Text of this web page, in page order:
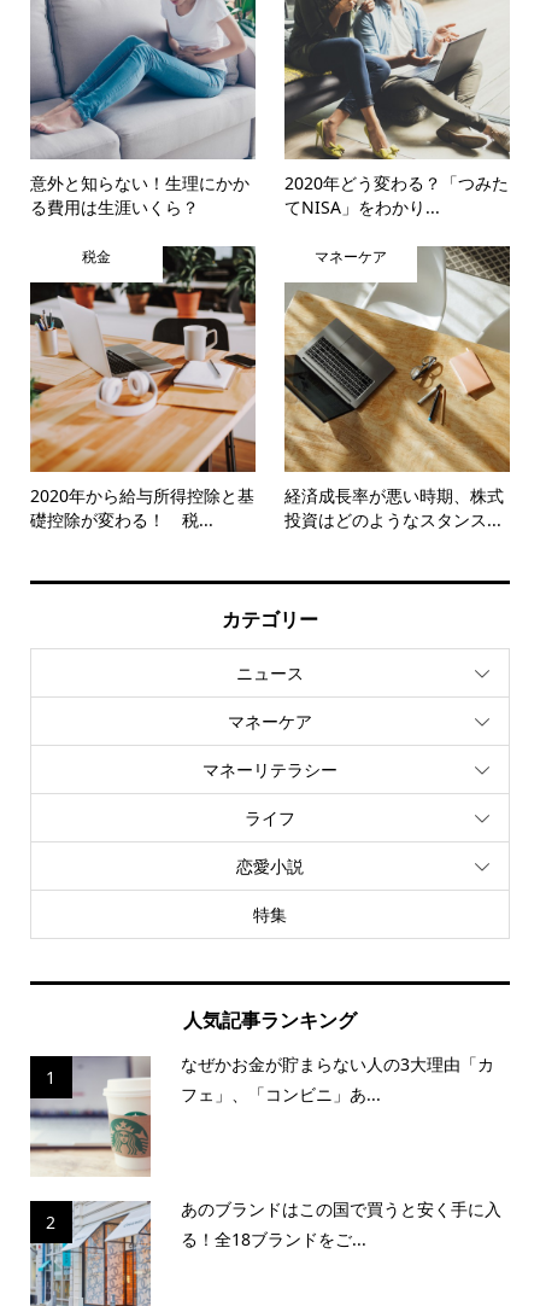
意外と知らない！生理にかか
る費用は生涯いくら？
2020年どう変わる？「つみた
てNISA」をわかり...
税金
2020年から給与所得控除と基
礎控除が変わる！ 税...
マネーケア
経済成長率が悪い時期、株式
投資はどのようなスタンス...
カテゴリー
ニュース
マネーケア
マネーリテラシー
ライフ
恋愛小説
特集
人気記事ランキング
1
なぜかお金が貯まらない人の3大理由「カ
フェ」、「コンビニ」あ...
2
あのブランドはこの国で買うと安く手に入
る！全18ブランドをご...